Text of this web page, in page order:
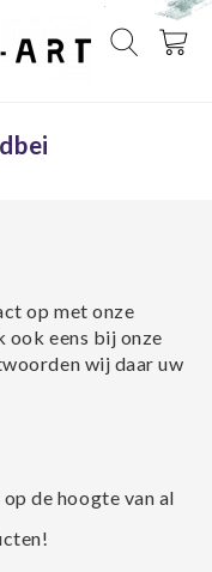
op met onze
eens bij onze
wij daar uw
de hoogte van al